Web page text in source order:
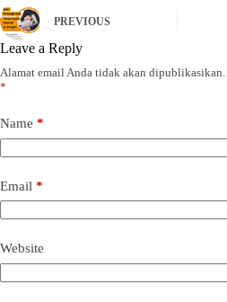
PREVIOUS
Leave a Reply
Alamat email Anda tidak akan dipublikasikan.
*
Name *
Email *
Website